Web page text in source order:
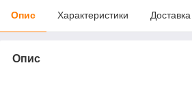
Опис Характеристики Доставка
Опис